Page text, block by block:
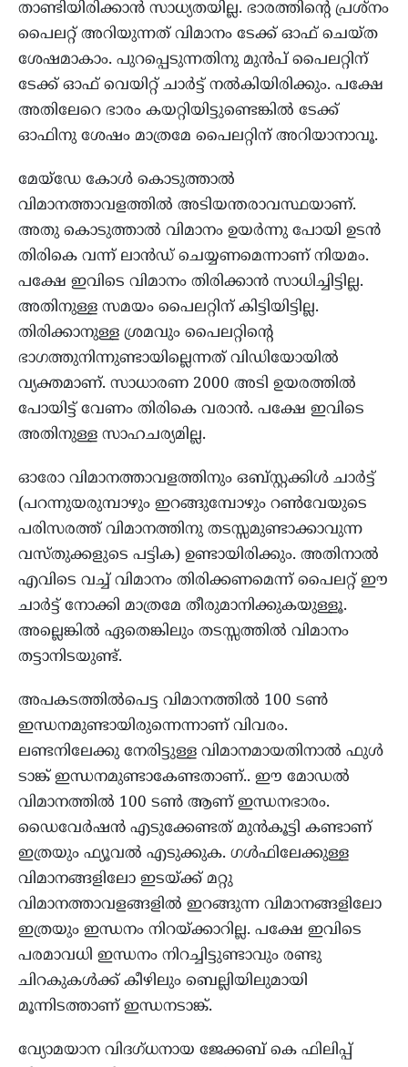
താണ്ടിയിരിക്കാൻ സാധ്യതയില്ല. ഭാരത്തിന്റെ പ്രശ്‌നം
പൈലറ്റ് അറിയുന്നത് വിമാനം ടേക്ക് ഓഫ് ചെയ്ത
ശേഷമാകാം. പുറപ്പെടുന്നതിനു മുൻപ് പൈലറ്റിന്
ടേക്ക് ഓഫ് വെയിറ്റ് ചാർട്ട് നൽകിയിരിക്കും. പക്ഷേ
അതിലേറെ ഭാരം കയറ്റിയിട്ടുണ്ടെങ്കിൽ ടേക്ക്
ഓഫിനു ശേഷം മാത്രമേ പൈലറ്റിന് അറിയാനാവൂ.
മേയ്‌ഡേ കോൾ കൊടുത്താൽ
വിമാനത്താവളത്തിൽ അടിയന്തരാവസ്ഥയാണ്.
അതു കൊടുത്താൽ വിമാനം ഉയർന്നു പോയി ഉടൻ
തിരികെ വന്ന് ലാൻഡ് ചെയ്യണമെന്നാണ് നിയമം.
പക്ഷേ ഇവിടെ വിമാനം തിരിക്കാൻ സാധിച്ചിട്ടില്ല.
അതിനുള്ള സമയം പൈലറ്റിന് കിട്ടിയിട്ടില്ല.
തിരിക്കാനുള്ള ശ്രമവും പൈലറ്റിന്റെ
ഭാഗത്തുനിന്നുണ്ടായില്ലെന്നത് വിഡിയോയിൽ
വ്യക്തമാണ്. സാധാരണ 2000 അടി ഉയരത്തിൽ
പോയിട്ട് വേണം തിരികെ വരാൻ. പക്ഷേ ഇവിടെ
അതിനുള്ള സാഹചര്യമില്ല.
ഓരോ വിമാനത്താവളത്തിനും ഒബ്സ്റ്റക്കിൾ ചാർട്ട്
(പറന്നുയരുമ്പാഴും ഇറങ്ങുമ്പോഴും റൺവേയുടെ
പരിസരത്ത് വിമാനത്തിനു തടസ്സമുണ്ടാക്കാവുന്ന
വസ്തുക്കളുടെ പട്ടിക) ഉണ്ടായിരിക്കും. അതിനാൽ
എവിടെ വച്ച് വിമാനം തിരിക്കണമെന്ന് പൈലറ്റ് ഈ
ചാർട്ട് നോക്കി മാത്രമേ തീരുമാനിക്കുകയുള്ളൂ.
അല്ലെങ്കിൽ ഏതെങ്കിലും തടസ്സത്തിൽ വിമാനം
തട്ടാനിടയുണ്ട്.
അപകടത്തിൽപെട്ട വിമാനത്തിൽ 100 ടൺ
ഇന്ധനമുണ്ടായിരുന്നെന്നാണ് വിവരം.
ലണ്ടനിലേക്കു നേരിട്ടുള്ള വിമാനമായതിനാൽ ഫുൾ
ടാങ്ക് ഇന്ധനമുണ്ടാകേണ്ടതാണ്.. ഈ മോഡൽ
വിമാനത്തിൽ 100 ടൺ ആണ് ഇന്ധനഭാരം.
ഡൈവേർഷൻ എടുക്കേണ്ടത് മുൻകൂട്ടി കണ്ടാണ്
ഇത്രയും ഫ്യൂവൽ എടുക്കുക. ഗൾഫിലേക്കുള്ള
വിമാനങ്ങളിലോ ഇടയ്ക്ക് മറ്റു
വിമാനത്താവളങ്ങളിൽ ഇറങ്ങുന്ന വിമാനങ്ങളിലോ
ഇത്രയും ഇന്ധനം നിറയ്ക്കാറില്ല. പക്ഷേ ഇവിടെ
പരമാവധി ഇന്ധനം നിറച്ചിട്ടുണ്ടാവും രണ്ടു
ചിറകുകൾക്ക് കീഴിലും ബെല്ലിയിലുമായി
മൂന്നിടത്താണ് ഇന്ധനടാങ്ക്.
വ്യോമയാന വിദഗ്ധനായ ജേക്കബ് കെ ഫിലിപ്പ്